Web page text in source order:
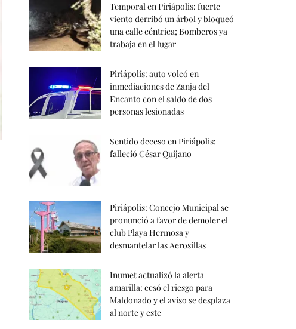
Temporal en Piriápolis: fuerte
viento derribó un árbol y bloqueó
una calle céntrica; Bomberos ya
trabaja en el lugar
Piriápolis: auto volcó en
inmediaciones de Zanja del
Encanto con el saldo de dos
personas lesionadas
Sentido deceso en Piriápolis:
falleció César Quijano
Piriápolis: Concejo Municipal se
pronunció a favor de demoler el
club Playa Hermosa y
desmantelar las Aerosillas
Inumet actualizó la alerta
amarilla: cesó el riesgo para
Maldonado y el aviso se desplaza
al norte y este